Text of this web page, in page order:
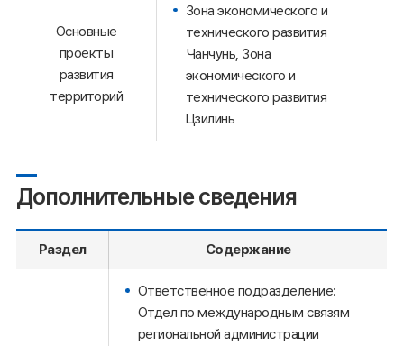
Основные
проекты
развития
территорий
Зона экономического и
технического развития
Чанчунь, Зона
экономического и
технического развития
Цзилинь
Дополнительные сведения
Раздел Содержание
Ответственное подразделение:
Отдел по международным связям
региональной администрации